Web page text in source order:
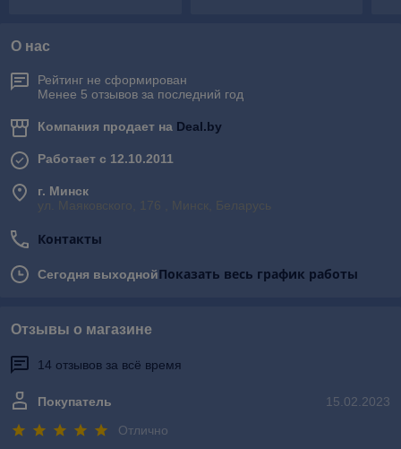
О нас
Рейтинг не сформирован
Менее 5 отзывов за последний год
Компания продает на Deal.by
Работает с 12.10.2011
г. Минск
ул. Маяковского, 176 , Минск, Беларусь
Контакты
Сегодня выходнойПоказать весь график работы
Отзывы о магазине
14 отзывов за всё время
15.02.2023
Покупатель
Отлично